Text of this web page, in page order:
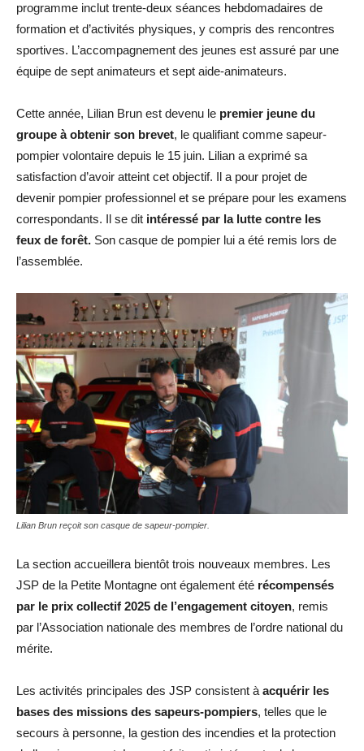
programme inclut trente-deux séances hebdomadaires de
formation et d’activités physiques, y compris des rencontres
sportives. L’accompagnement des jeunes est assuré par une
équipe de sept animateurs et sept aide-animateurs.
Cette année, Lilian Brun est devenu le premier jeune du
groupe à obtenir son brevet, le qualifiant comme sapeur-
pompier volontaire depuis le 15 juin. Lilian a exprimé sa
satisfaction d’avoir atteint cet objectif. Il a pour projet de
devenir pompier professionnel et se prépare pour les examens
correspondants. Il se dit intéressé par la lutte contre les
feux de forêt. Son casque de pompier lui a été remis lors de
l’assemblée.
Lilian Brun reçoit son casque de sapeur-pompier.
La section accueillera bientôt trois nouveaux membres. Les
JSP de la Petite Montagne ont également été récompensés
par le prix collectif 2025 de l’engagement citoyen, remis
par l’Association nationale des membres de l’ordre national du
mérite.
Les activités principales des JSP consistent à acquérir les
bases des missions des sapeurs-pompiers, telles que le
secours à personne, la gestion des incendies et la protection